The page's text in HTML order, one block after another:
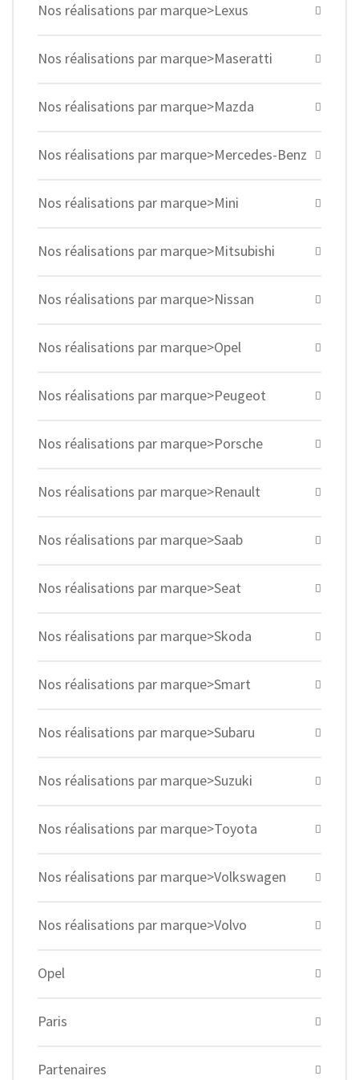
Nos réalisations par marque>Lexus
Nos réalisations par marque>Maseratti
Nos réalisations par marque>Mazda
Nos réalisations par marque>Mercedes-Benz
Nos réalisations par marque>Mini
Nos réalisations par marque>Mitsubishi
Nos réalisations par marque>Nissan
Nos réalisations par marque>Opel
Nos réalisations par marque>Peugeot
Nos réalisations par marque>Porsche
Nos réalisations par marque>Renault
Nos réalisations par marque>Saab
Nos réalisations par marque>Seat
Nos réalisations par marque>Skoda
Nos réalisations par marque>Smart
Nos réalisations par marque>Subaru
Nos réalisations par marque>Suzuki
Nos réalisations par marque>Toyota
Nos réalisations par marque>Volkswagen
Nos réalisations par marque>Volvo
Opel
Paris
Partenaires